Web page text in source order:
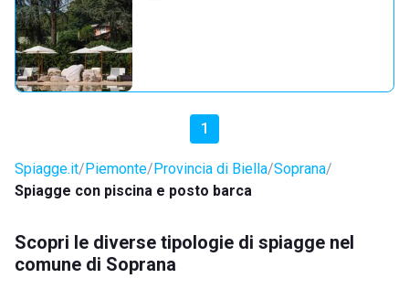
1
Spiagge.it Piemonte Provincia di Biella Soprana
Spiagge con piscina e posto barca
Scopri le diverse tipologie di spiagge nel
comune di Soprana